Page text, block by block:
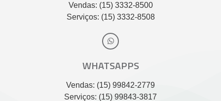
Vendas: (15) 3332-8500
Serviços: (15) 3332-8508
WHATSAPPS
Vendas: (15) 99842-2779
Serviços: (15) 99843-3817